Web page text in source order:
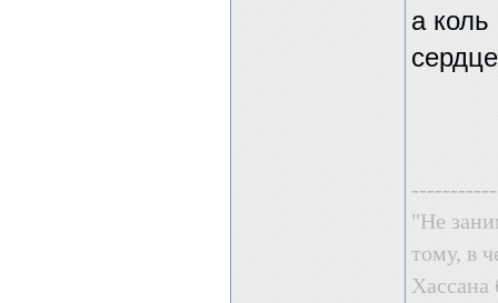
а
"Не
тому, в